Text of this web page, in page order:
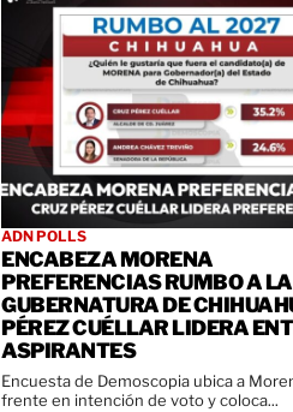
ADN POLLS
ENCABEZA MORENA
PREFERENCIAS RUMBO A LA
GUBERNATURA DE
PÉREZ CUÉLLAR LIDERA
ASPIRANTES
Encuesta de Demoscopia ubica a
frente en intención de voto y coloca...